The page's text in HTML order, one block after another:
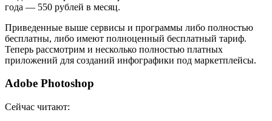
года — 550 рублей в месяц.
Приведенные выше сервисы и программы либо полностью
бесплатны, либо имеют полноценный бесплатный тариф.
Теперь рассмотрим и несколько полностью платных
приложений для созданий инфографики под маркетплейсы.
Adobe Photoshop
Сейчас читают: